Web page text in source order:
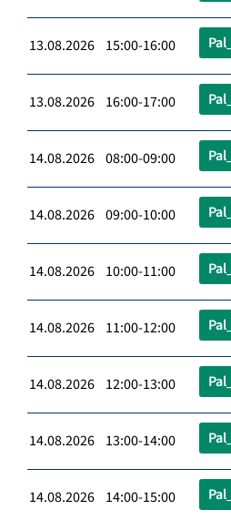
13.08.2026 15:00-16:00
13.08.2026 16:00-17:00
14.08.2026 08:00-09:00
14.08.2026 09:00-10:00
14.08.2026 10:00-11:00
14.08.2026 11:00-12:00
14.08.2026 12:00-13:00
14.08.2026 13:00-14:00
14.08.2026 14:00-15:00